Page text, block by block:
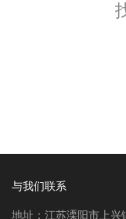
与我们联系
地址：江苏溧阳市上兴